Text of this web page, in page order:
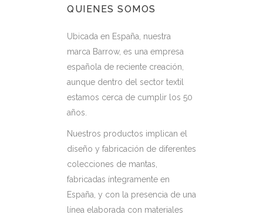
QUIENES SOMOS
Ubicada en España, nuestra
marca Barrow, es una empresa
española de reciente creación,
aunque dentro del sector textil
estamos cerca de cumplir los 50
años.
Nuestros productos implican el
diseño y fabricación de diferentes
colecciones de mantas,
fabricadas íntegramente en
España, y con la presencia de una
línea elaborada con materiales